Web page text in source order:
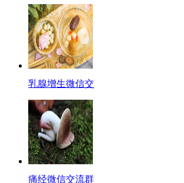
乳腺增生微信交
痛经微信交流群